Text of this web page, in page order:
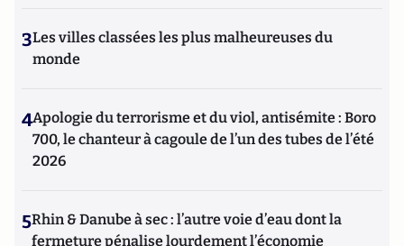
3Les villes classées les plus malheureuses du
monde
4Apologie du terrorisme et du viol, antisémite : Boro
700, le chanteur à cagoule de l’un des tubes de l’été
2026
5Rhin & Danube à sec : l’autre voie d’eau dont la
fermeture pénalise lourdement l’économie